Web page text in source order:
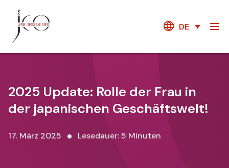
DE
2025 Update: Rolle der Frau in
der japanischen Geschäftswelt!
17. März 2025 Lesedauer: 5 Minuten